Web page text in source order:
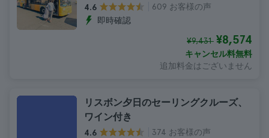
4.6
609 お客様の声
即時確認
¥9,431 ¥8,574
キャンセル料無料
追加料金はございません
リスボン夕日のセーリングクルーズ、
ワイン付き
4.6
374 お客様の声